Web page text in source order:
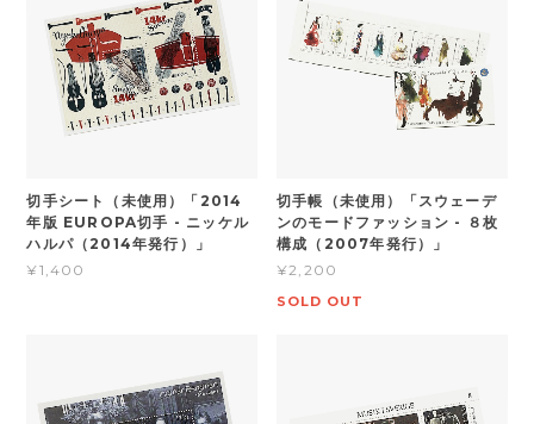
切手シート（未使用）「2014
年版 EUROPA切手 - ニッケル
ハルパ（2014年発行）」
¥1,400
切手帳（未使用）「スウェーデ
ンのモードファッション - ８枚
構成（2007年発行）」
¥2,200
SOLD OUT